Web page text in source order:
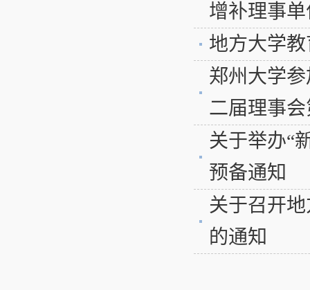
增补理事
地方大学
郑州大学
二届理事
关于举办“
预备通知
关于召开
的通知